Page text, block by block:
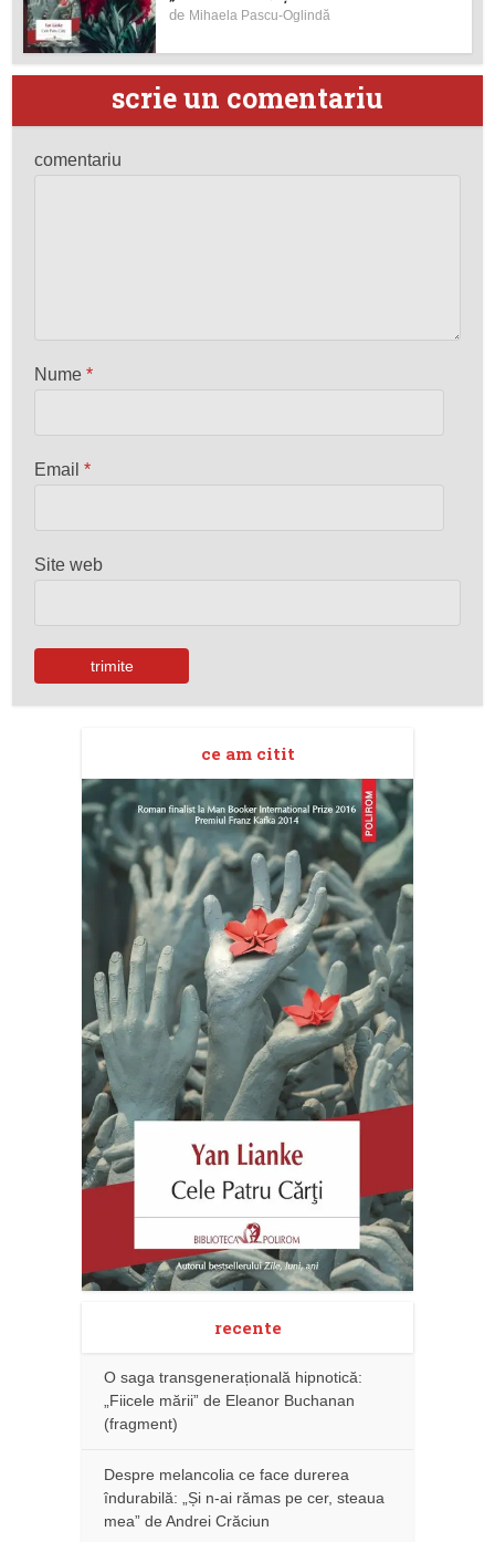
de Mihaela Pascu-Oglindă
scrie un comentariu
comentariu
Nume*
Email*
Site web
ce am citit
recente
O saga transgenerațională hipnotică:
„Fiicele mării” de Eleanor Buchanan
(fragment)
Despre melancolia ce face durerea
îndurabilă: „Și n-ai rămas pe cer, steaua
mea” de Andrei Crăciun